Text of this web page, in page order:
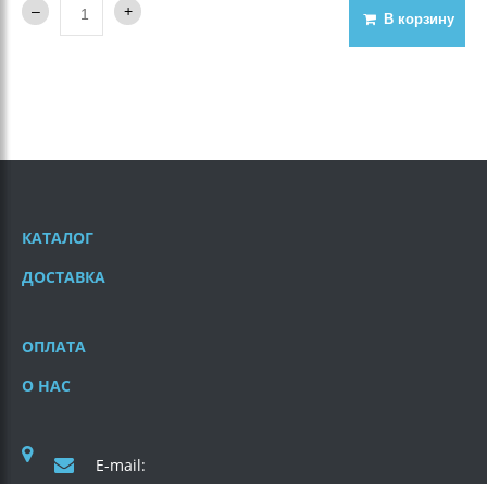
В корзину
КАТАЛОГ
ДОСТАВКА
ОПЛАТА
О НАС
E-mail: